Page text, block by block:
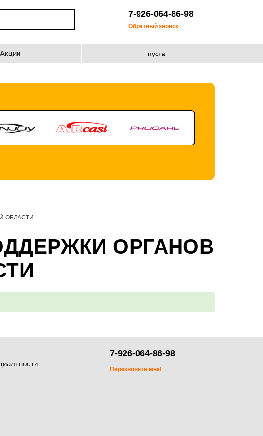
7-926-064-86-98
Обратный звонок
Акции пуста
ОБЛАСТИ
ОРГАНОВ
7-926-064-86-98
Перезвоните мне!